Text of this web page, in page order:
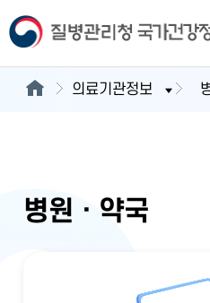
의료기관정보
병원ㆍ약국